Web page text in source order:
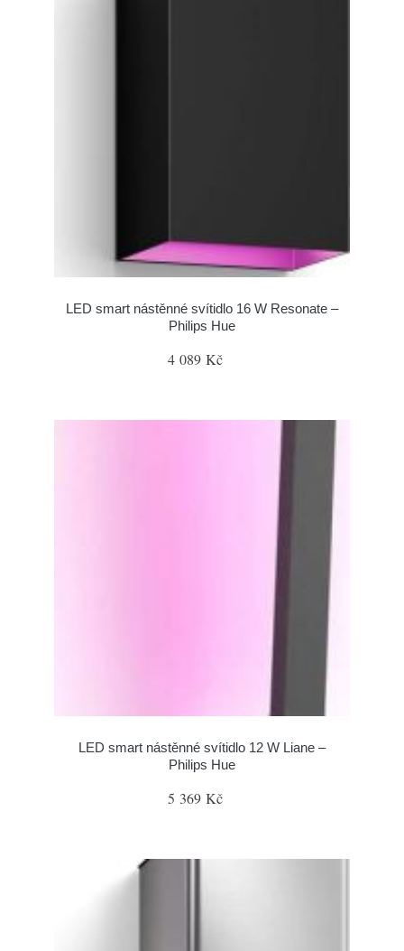
LED smart nástěnné svítidlo 16 W Resonate –
Philips Hue
4 089 Kč
LED smart nástěnné svítidlo 12 W Liane –
Philips Hue
5 369 Kč